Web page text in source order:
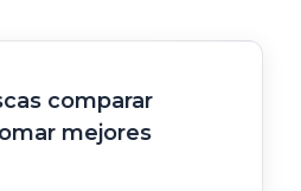
comparar
mejores